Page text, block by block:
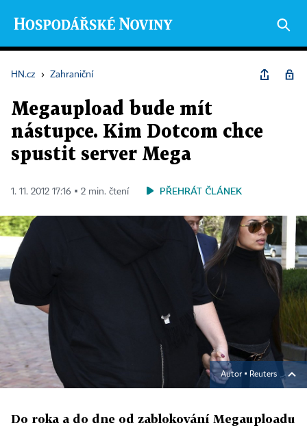
HN.cz › Zahraniční
Megaupload bude mít
nástupce. Kim Dotcom chce
spustit server Mega
1. 11. 2012 17:16 ▪ 2 min. čtení PŘEHRÁT ČLÁNEK
Autor ▪ Reuters
Do roka a do dne od zablokování Megauploadu